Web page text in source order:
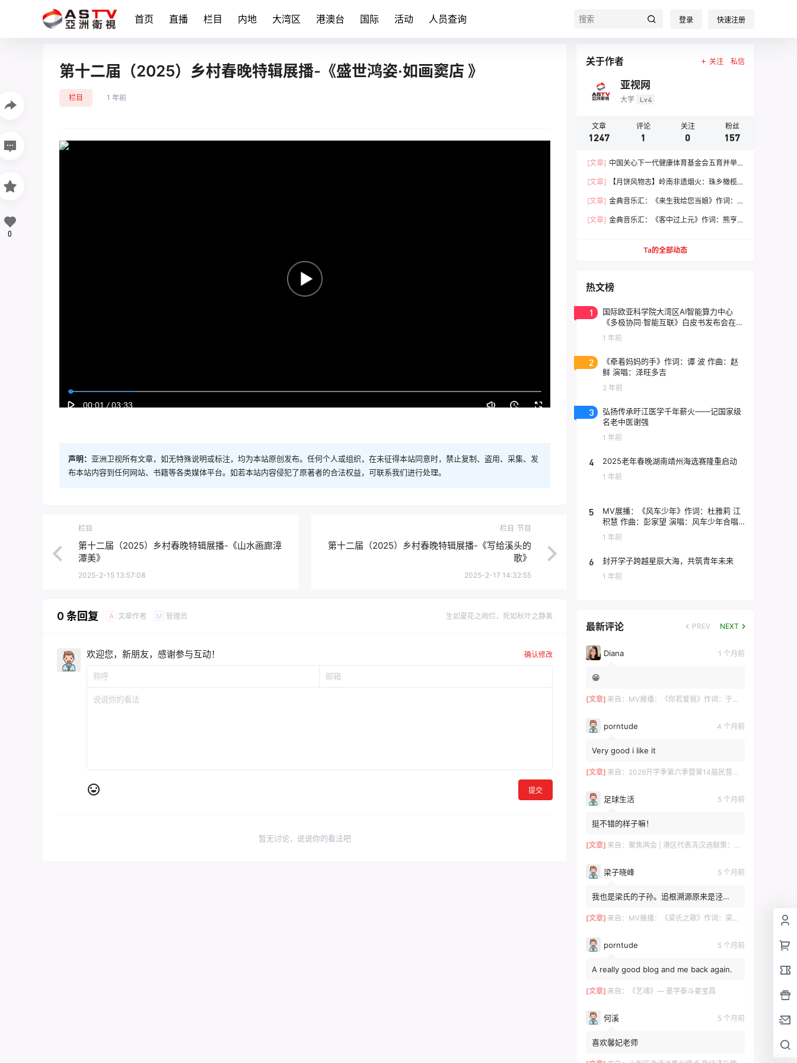
首页 直播 栏目 内地 大湾区 港澳台 国际 活动 人员查询 登录 快速注册
第十二届（2025）乡村春晚特辑展播-《盛世鸿姿·如画窦店 》
栏目 1 年前
声明： 亚洲卫视所有文章，如无特殊说明或标注，均为本站原创发布。任何个人或组织，在未征得本站同意时，禁止复制、盗用、采集、发
布本站内容到任何网站、书籍等各类媒体平台。如若本站内容侵犯了原著者的合法权益，可联系我们进行处理。
0
栏目
第十二届（2025）乡村春晚特辑展播-《山水画廊漳
潭美》
2025-2-15 13:57:08
栏目 节目
第十二届（2025）乡村春晚特辑展播-《写给溪头的
歌》
2025-2-17 14:32:55
0 条回复 A 文章作者 M 管理员 生如夏花之绚烂，死如秋叶之静美
欢迎您，新朋友，感谢参与互动！ 确认修改
提交
暂无讨论，说说你的看法吧
关于作者 关注 私信
亚视网
大学 Lv4
文章
1247
评论
1
关注
0
粉丝
157
[文章] 中国关心下一代健康体育基金会五育并举
[文章]
【月饼风物志】岭南非遗烟火：珠乡橄榄
[文章] 金典音乐汇：《来生我给您当娘》作词：
[文章] 金典音乐汇：《客中过上元》作词：熊亨
Ta的全部动态
热文榜
1
国际欧亚科学院大湾区AI智能算力中心
《多极协同·智能互联》白皮书发布会在东
莞云计算中心举行
1 年前
2
《牵着妈妈的手》作词：谭 波 作曲：赵
鲜 演唱：泽旺多吉
2 年前
3
弘扬传承旴江医学千年薪火——记国家级
名老中医谢强
1 年前
4 2025老年春晚湖南靖州海选赛隆重启动
1 年前
5
MV展播：《风车少年》作词：杜雅莉 江
积慧 作曲：彭家望 演唱：风车少年合唱
团
1 年前
6 封开学子跨越星辰大海，共筑青年未来
1 年前
最新评论 PREV NEXT
Diana 1 个月前
😁
[文章] 来自： MV展播：《你若爱我》作词：于术芹 作曲：高明军 演唱：于萌萌
porntude 4 个月前
Very good i like it
[文章] 来自： 2026开学季第六季暨第14届民营企业家论坛在长沙举行 ——700余位湘商共探“新机遇·新财富·新传承”
足球生活 5 个月前
挺不错的样子嘛！
[文章] 来自： 聚焦两会 | 港区代表冼汉迪献策：科技+文旅融合，绘就高质量发展新图景
梁子晓峰 5 个月前
我也是梁氏的子孙。追根溯源原来是泾
感觉是一个旁枝。泾川倒是...
[文章] 来自： MV展播：《梁氏之歌》作词：梁自然 梁敬岩 梁菊友 作曲：李红俊 梁敬岩 演唱：郝立勇
porntude 5 个月前
A really good blog and me back again.
[文章] 来自： 《艺魂》— 墨学泰斗姜宝昌
何溪 5 个月前
喜欢馨妃老师